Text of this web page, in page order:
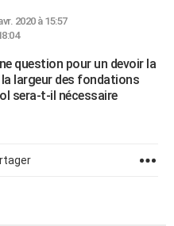
2020 à 15:57
question pour un devoir la
largeur des fondations
sera-t-il nécessaire